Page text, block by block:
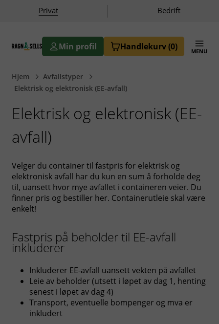
Privat Bedrift
Ragn-Sells AS
Min profil Handlekurv(0) MENU
Hjem
Avfallstyper
Elektrisk og elektronisk (EE-avfall)
Elektrisk og elektronisk (EE-
avfall)
Velger du container til fastpris for elektrisk og
elektronisk avfall har du kun en sum å forholde deg
til, uansett hvor mye avfallet i containeren veier. Du
finner pris og bestiller her. Containerutleie skal være
enkelt!
Fastpris på beholder til EE-avfall
inkluderer
Inkluderer EE-avfall uansett vekten på avfallet
Leie av beholder (utsett i løpet av dag 1, henting
senest i løpet av dag 4)
Transport, eventuelle bompenger og mva er
inkludert